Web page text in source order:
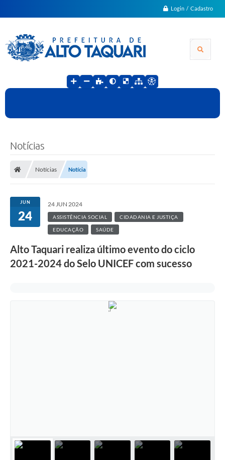
Login / Cadastro
Notícias
Notícias Notícia
JUN
24
24 JUN 2024
ASSISTÊNCIA SOCIAL CIDADANIA E JUSTIÇA
EDUCAÇÃO SAÚDE
Alto Taquari realiza último evento do ciclo
2021-2024 do Selo UNICEF com sucesso